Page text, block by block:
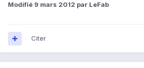
Modifié 9 mars 2012 par LeFab
Citer